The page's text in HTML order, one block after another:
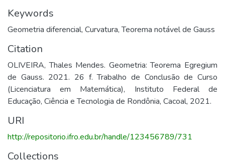
Keywords
Geometria diferencial, Curvatura,Teorema notável de Gauss
Citation
OLIVEIRA, Thales Mendes. Geometria: Teorema Egregium
de Gauss. 2021. 26 f. Trabalho de Conclusão de Curso
(Licenciatura em Matemática), Instituto Federal de
Educação, Ciência e Tecnologia de Rondônia, Cacoal, 2021.
URI
http://repositorio.ifro.edu.br/handle/123456789/731
Collections